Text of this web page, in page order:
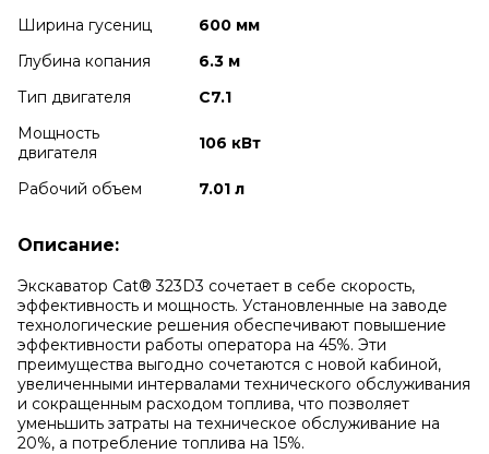
Ширина гусениц
600 мм
Глубина копания
6.3 м
Тип двигателя
C7.1
Мощность
двигателя
106 кВт
Рабочий объем 7.01 л
Описание:
Экскаватор Cat® 323D3 сочетает в себе скорость,
эффективность и мощность. Установленные на заводе
технологические решения обеспечивают повышение
эффективности работы оператора на 45%. Эти
преимущества выгодно сочетаются с новой кабиной,
увеличенными интервалами технического обслуживания
и сокращенным расходом топлива, что позволяет
уменьшить затраты на техническое обслуживание на
20%, а потребление топлива на 15%.